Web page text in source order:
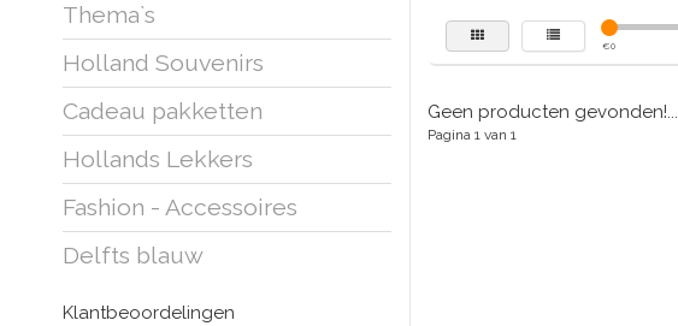
Thema`s
Holland Souvenirs
Cadeau pakketten
Hollands Lekkers
Fashion - Accessoires
Delfts blauw
Klantbeoordelingen
€0
Geen producten gevonden!...
Pagina 1 van 1